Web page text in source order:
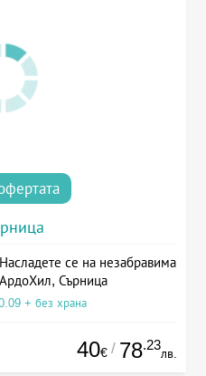
се на незабравима
Сърница
+ без храна
40€ / 78.23
лв.